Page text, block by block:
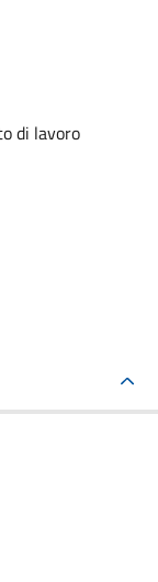
di lavoro